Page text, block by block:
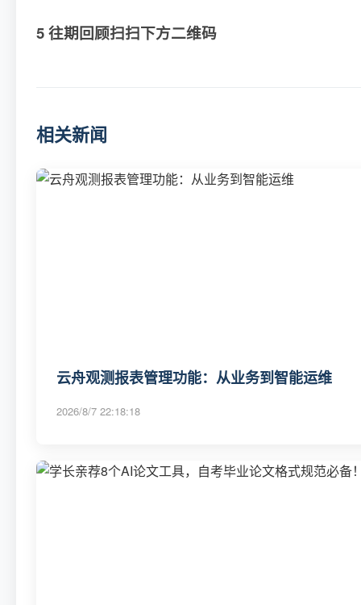
5 往期回顾扫扫下方二维码
相关新闻
云舟观测报表管理功能：从业务到智能运维
2026/8/7 22:18:18